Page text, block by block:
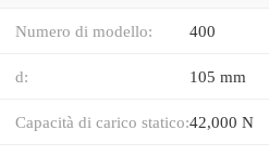
Numero di modello: 400
d: 105 mm
Capacità di carico statico:42,000 N